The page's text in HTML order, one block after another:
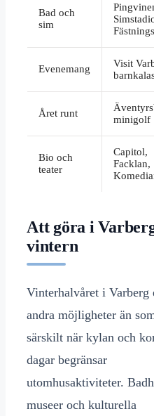
Bad och
sim
Evenemang
Visit
Året runt
minigolf
Bio och
teater
Capitol,
Facklan,
Att göra i
vintern
Vinterhalvåret i Varberg
andra möjligheter än
särskilt när kylan och
dagar begränsar
utomhusaktiviteter.
museer och kulturella